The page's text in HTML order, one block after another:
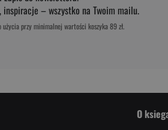
inspiracje – wszystko na Twoim mailu.
użycia przy minimalnej wartości koszyka 89 zł.
O